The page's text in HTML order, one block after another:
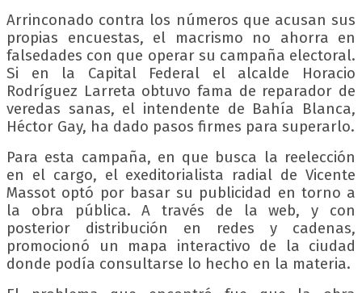
Arrinconado contra los números que acusan sus
propias encuestas, el macrismo no ahorra en
falsedades con que operar su campaña electoral.
Si en la Capital Federal el alcalde Horacio
Rodríguez Larreta obtuvo fama de reparador de
veredas sanas, el intendente de Bahía Blanca,
Héctor Gay, ha dado pasos firmes para superarlo.
Para esta campaña, en que busca la reelección
en el cargo, el exeditorialista radial de Vicente
Massot optó por basar su publicidad en torno a
la obra pública. A través de la web, y con
posterior distribución en redes y cadenas,
promocionó un mapa interactivo de la ciudad
donde podía consultarse lo hecho en la materia.